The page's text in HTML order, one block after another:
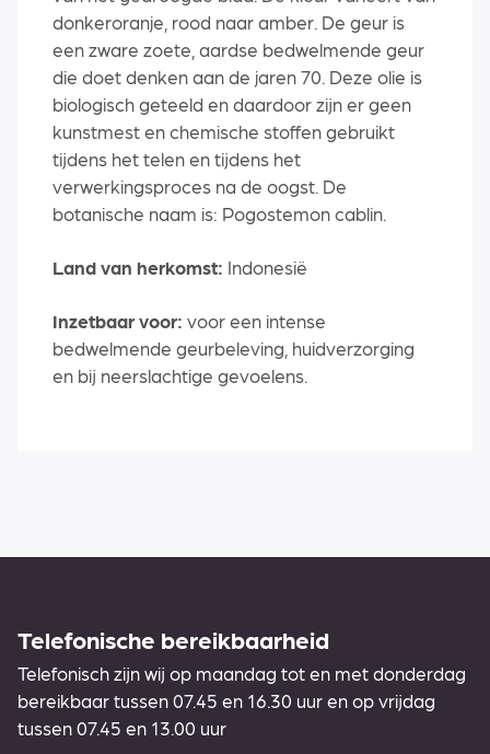
donkeroranje, rood naar amber. De geur is
een zware zoete, aardse bedwelmende geur
die doet denken aan de jaren 70. Deze olie is
biologisch geteeld en daardoor zijn er geen
kunstmest en chemische stoffen gebruikt
tijdens het telen en tijdens het
verwerkingsproces na de oogst. De
botanische naam is: Pogostemon cablin.
Land van herkomst: Indonesië
Inzetbaar voor: voor een intense
bedwelmende geurbeleving, huidverzorging
en bij neerslachtige gevoelens.
Telefonische bereikbaarheid
Telefonisch zijn wij op maandag tot en met donderdag
bereikbaar tussen 07.45 en 16.30 uur en op vrijdag
tussen 07.45 en 13.00 uur